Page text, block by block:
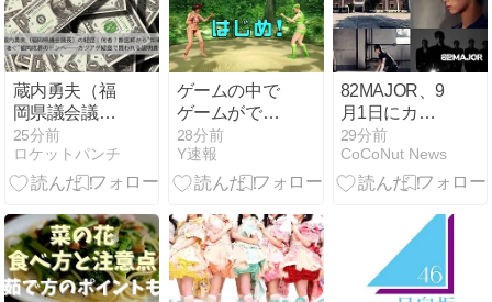
蔵内勇夫（福
岡県議会議
長）の経歴｜
何者？獣医師
から”知事を凌
ドンへ──カツ
アゲ疑惑で問
われる説明責
任
25分前
ロケットパンチ
ゲームの中で
ゲームができ
るゲームｗｗ
ｗｗｗｗｗｗ
ｗｗ
28分前
Y速報
82MAJOR、9
月1日にカム
バック決定！
傷だらけのビ
ジュアルフィ
待感高まる
29分前
CoCoNut News